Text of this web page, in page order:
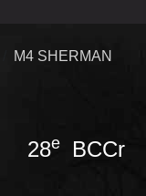
M4 SHERMAN
28e
BCCr